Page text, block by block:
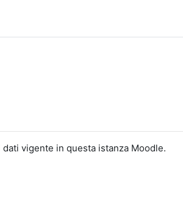
vigente in questa istanza Moodle.